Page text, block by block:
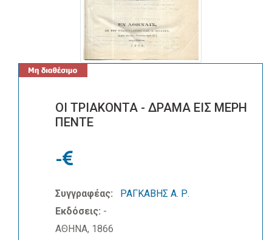
ΟΙ ΤΡΙΑΚΟΝΤΑ - ΔΡΑΜΑ ΕΙΣ ΜΕΡΗ
ΠΕΝΤΕ
-
Συγγραφέας:
ΡΑΓΚΑΒΗΣ Α. Ρ.
Εκδόσεις: -
ΑΘΗΝΑ, 1866